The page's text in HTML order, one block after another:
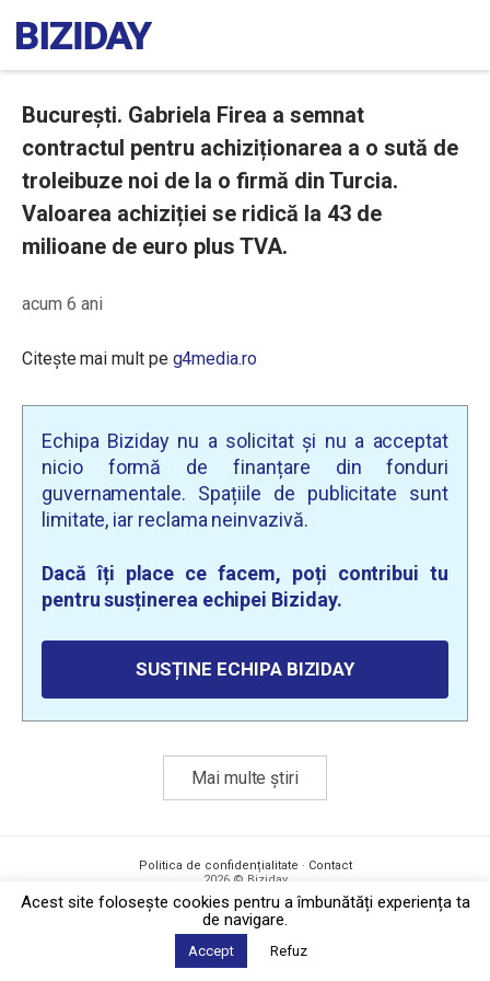
București. Gabriela Firea a semnat
contractul pentru achiziționarea a o sută de
troleibuze noi de la o firmă din Turcia.
Valoarea achiziției se ridică la 43 de
milioane de euro plus TVA.
acum 6 ani
Citește mai mult pe g4media.ro
Echipa Biziday nu a solicitat și nu a acceptat
nicio formă de finanțare din fonduri
guvernamentale. Spațiile de publicitate sunt
limitate, iar reclama neinvazivă.
Dacă îți place ce facem, poți contribui tu
pentru susținerea echipei Biziday.
SUSȚINE ECHIPA BIZIDAY
Mai multe știri
Politica de confidențialitate · Contact
2026 © Biziday
Acest site foloseşte cookies pentru a îmbunătăți experiența ta
de navigare.
Accept Refuz